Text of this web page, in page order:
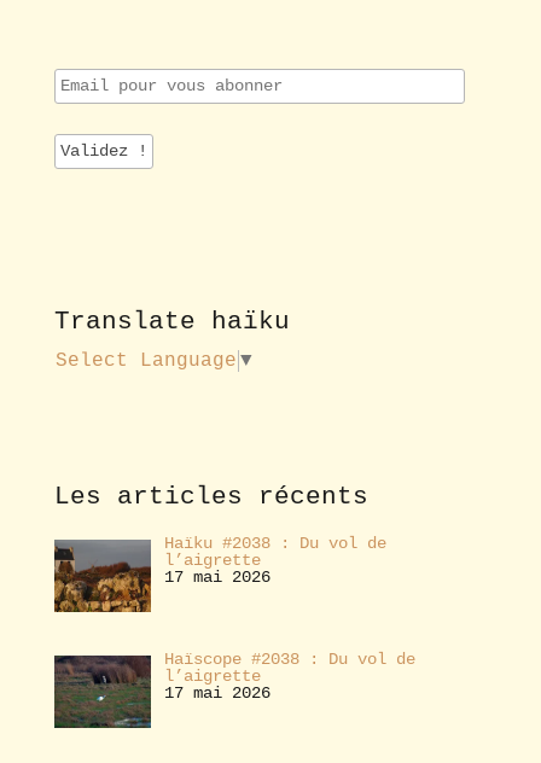
E
m
i
l
o
u
s
e
Translate haïku
Select Language ▼
Les articles récents
Haïku #2038 : Du vol de
l’aigrette
17 mai 2026
Haïscope #2038 : Du vol de
l’aigrette
17 mai 2026